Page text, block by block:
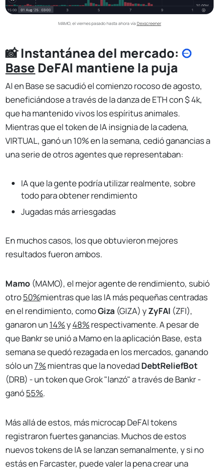
MAMO, el viernes pasado hasta ahora vía Dexscreener
📸Instantánea del mercado:
Base DeFAI mantiene la puja
AI en Base se sacudió el comienzo rocoso de agosto,
beneficiándose a través de la danza de ETH con $ 4k,
que ha mantenido vivos los espíritus animales.
Mientras que el token de IA insignia de la cadena,
VIRTUAL, ganó un 10% en la semana, cedió ganancias a
una serie de otros agentes que representaban:
IA que la gente podría utilizar realmente, sobre
todo para obtener rendimiento
Jugadas más arriesgadas
En muchos casos, los que obtuvieron mejores
resultados fueron ambos.
Mamo (MAMO), el mejor agente de rendimiento, subió
otro50%mientras que las IA más pequeñas centradas
en el rendimiento, comoGiza (GIZA) yZyFAI (ZFI),
ganaron un 14%y48%respectivamente. A pesar de
que Bankr se unió a Mamo en la aplicación Base, esta
semana se quedó rezagada en los mercados, ganando
sólo un7%mientras que la novedad DebtReliefBot
(DRB) - un token que Grok "lanzó" a través de Bankr -
ganó55%.
Más allá de estos, más microcap DeFAI tokens
registraron fuertes ganancias. Muchos de estos
nuevos tokens de IA se lanzan semanalmente, y si no
estás en Farcaster, puede valer la pena crear una